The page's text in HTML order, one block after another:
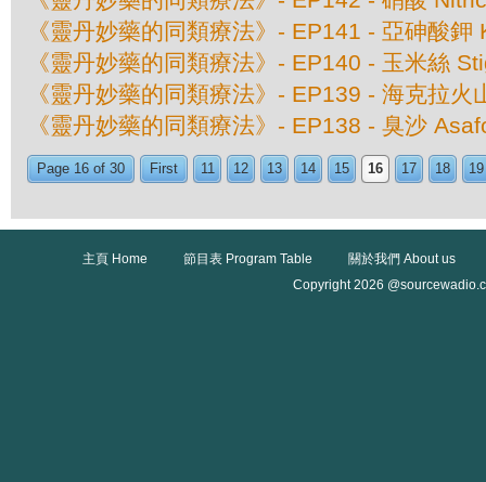
《靈丹妙藥的同類療法》- EP141 - 亞砷酸
《靈丹妙藥的同類療法》- EP140 - 玉米絲
《靈丹妙藥的同類療法》- EP139 - 海克拉
《靈丹妙藥的同類療法》- EP138 - 臭沙
Page 16 of 30 First 11 12 13 14 15 16 17 18 19
主頁 Home 節目表 Program Table
關於我們 About us
Copyright 2026